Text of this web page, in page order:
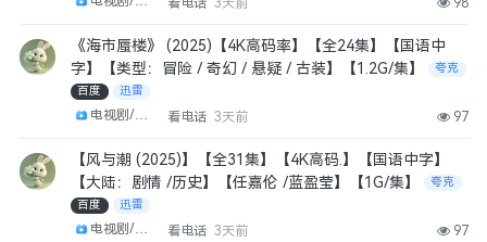
《海市蜃楼》 (2025)【4K高码率】【全24集】【国语中
字】【类型：冒险 / 奇幻 / 悬疑 / 古装】【1.2G/集】
夸克
百度
迅雷
电视剧/剧集 看电话 3天前 97
【风与潮 (2025)】【全31集】【4K高码.】【国语中字】
【大陆：剧情 /历史】【任嘉伦 /蓝盈莹】【1G/集】
夸克
百度
迅雷
电视剧/剧集 看电话 3天前 97